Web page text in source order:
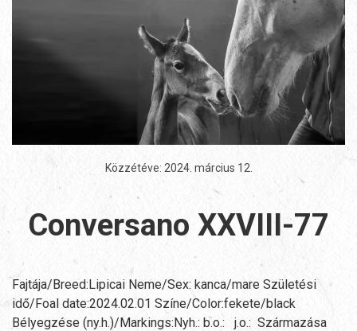
Közzétéve: 2024. március 12
Conversano XXVIII-77
Fajtája/Breed:Lipicai Neme/Sex: kanca/mare Születési
idő/Foal date:2024.02.01 Színe/Color:fekete/black
Bélyegzése (ny.h.)/Markings:Nyh.: b.o.: j.o.: Származása